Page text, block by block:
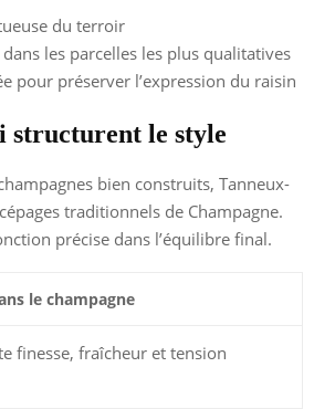
du terroir
les parcelles les plus qualitatives
pour préserver l’expression du raisin
structurent le style
bien construits, Tanneux-
traditionnels de Champagne.
précise dans l’équilibre final.
le champagne
finesse, fraîcheur et tension